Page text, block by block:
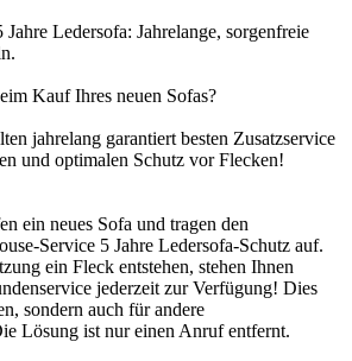
Ledersofa: Jahrelange, sorgenfreie
Kauf Ihres neuen Sofas?
jahrelang garantiert besten Zusatzservice
und optimalen Schutz vor Flecken!
ein neues Sofa und tragen den
Service 5 Jahre Ledersofa-Schutz auf.
ein Fleck entstehen, stehen Ihnen
jederzeit zur Verfügung! Dies
sondern auch für andere
Lösung ist nur einen Anruf entfernt.